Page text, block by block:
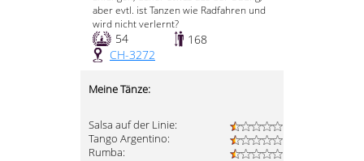
aber evtl. ist Tanzen wie Radfahren und
wird nicht verlernt?
54
168
CH-3272
Meine Tänze:
Salsa auf der Linie:
Tango Argentino:
Rumba: